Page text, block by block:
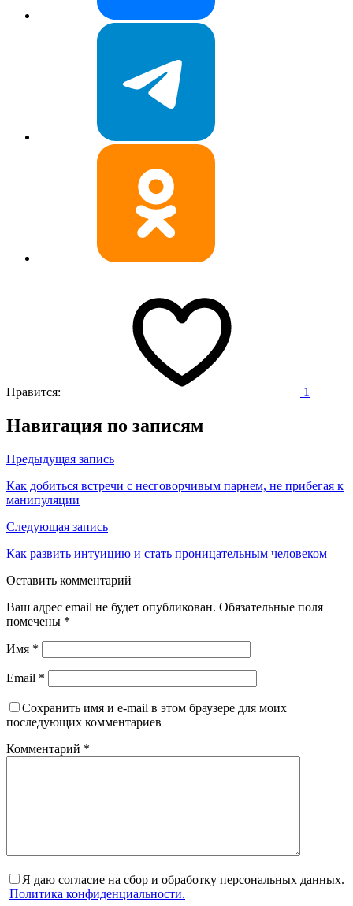
Нравится: 1
Навигация по записям
Предыдущая запись
Как добиться встречи с несговорчивым парнем, не прибегая к
манипуляции
Следующая запись
Как развить интуицию и стать проницательным человеком
Оставить комментарий
Ваш адрес email не будет опубликован. Обязательные поля
помечены *
Имя *
Email *
Сохранить имя и e-mail в этом браузере для моих
последующих комментариев
Комментарий *
Я даю согласие на сбор и обработку персональных данных.
Политика конфиденциальности.